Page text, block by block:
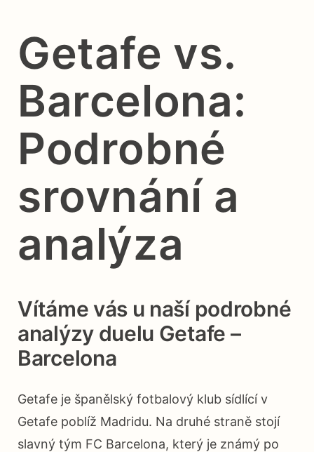
Getafe vs.
Barcelona:
Podrobné
srovnání a
analýza
Vítáme vás u naší podrobné
analýzy duelu Getafe –
Barcelona
Getafe je španělský fotbalový klub sídlící v
Getafe poblíž Madridu. Na druhé straně stojí
slavný tým FC Barcelona, který je známý po